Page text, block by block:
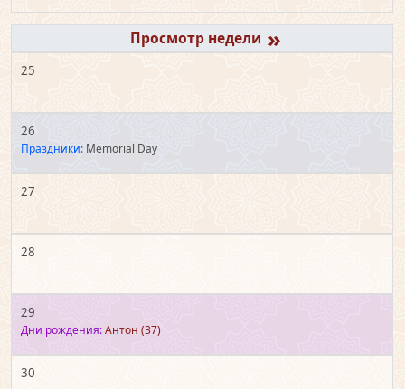
»
25
26
Праздники: Memorial Day
27
28
29
Дни рождения:Антон (37)
30